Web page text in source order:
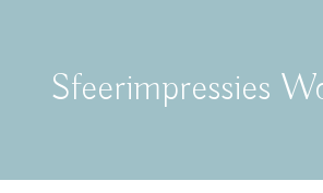
Sfeerimpressies